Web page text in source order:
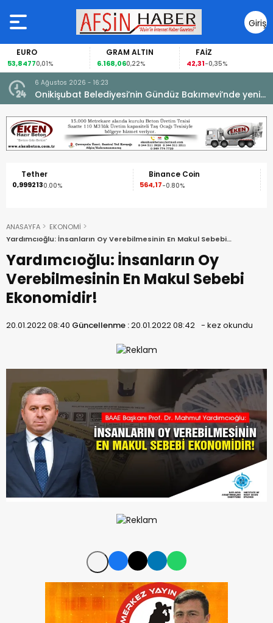
Giriş
Yap
EURO
53,84770,01%
GRAM ALTIN
6.168,060,22%
FAİZ
42,31-0,35%
6 Ağustos 2026 - 16:23
Onikişubat Belediyesi’nin Gündüz Bakımevi’nde yeni
dönemin ön kayıtları başladı.
Tether
0,9992130.00%
Binance Coin
564,17-0.80%
ANASAYFA
EKONOMİ
Yardımcıoğlu: İnsanların Oy Verebilmesinin En Makul Sebebi
Ekonomidir!
Yardımcıoğlu: İnsanların Oy
Verebilmesinin En Makul Sebebi
Ekonomidir!
20.01.2022 08:40 Güncellenme :20.01.2022 08:42 - kez okundu